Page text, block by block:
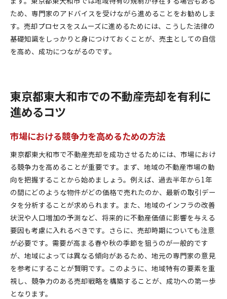
ため、専門家のアドバイスを受けながら進めることをお勧めしま
す。売却プロセスをスムーズに進めるためには、こうした法律の
基礎知識をしっかりと身につけておくことが、売主としての自信
を高め、成功につながるのです。
東京都東大和市での不動産売却を有利に
進めるコツ
市場における競争力を高めるための方法
東京都東大和市で不動産売却を成功させるためには、市場におけ
る競争力を高めることが重要です。まず、地域の不動産市場の動
向を把握することから始めましょう。例えば、過去半年から1年
の間にどのような物件がどの価格で売れたのか、最新の取引デー
タを分析することが求められます。また、地域のインフラの改善
状況や人口増加の予測など、将来的に不動産価値に影響を与える
要因も考慮に入れるべきです。さらに、売却時期についても注意
が必要です。需要が高まる春や秋の季節を狙うのが一般的です
が、地域によっては異なる傾向があるため、地元の専門家の意見
を参考にすることが賢明です。このように、地域特有の要素を重
視し、競争力のある売却戦略を構築することが、成功への第一歩
となります。